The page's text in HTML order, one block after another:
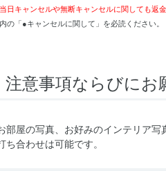
キャンセルや無断キャンセルに関しても返
「●キャンセルに関して」を必読ください。
注意事項ならびにお
屋の写真、お好みのインテリア
合わせは可能です。